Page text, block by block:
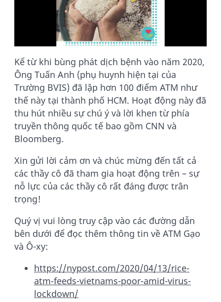
Kể từ khi bùng phát dịch bệnh vào năm 2020,
Ông Tuấn Anh (phụ huynh hiện tại của
Trường BVIS) đã lập hơn 100 điểm ATM như
thế này tại thành phố HCM. Hoạt động này đã
thu hút nhiều sự chú ý và lời khen từ phía
truyền thông quốc tế bao gồm CNN và
Bloomberg.
Xin gửi lời cảm ơn và chúc mừng đến tất cả
các thầy cô đã tham gia hoạt động trên – sự
nỗ lực của các thầy cô rất đáng được trân
trọng!
Quý vị vui lòng truy cập vào các đường dẫn
bên dưới để đọc thêm thông tin về ATM Gạo
và Ô-xy:
https://nypost.com/2020/04/13/rice-
atm-feeds-vietnams-poor-amid-virus-
lockdown/